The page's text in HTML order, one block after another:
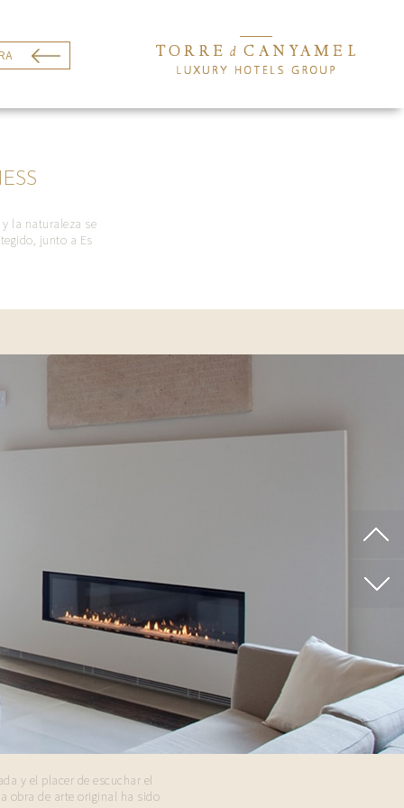
la naturaleza se
junto a Es
y el placer de escuchar el
obra de arte original ha sido